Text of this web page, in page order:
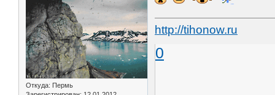
Откуда: Пермь
http://tihonow.ru
0